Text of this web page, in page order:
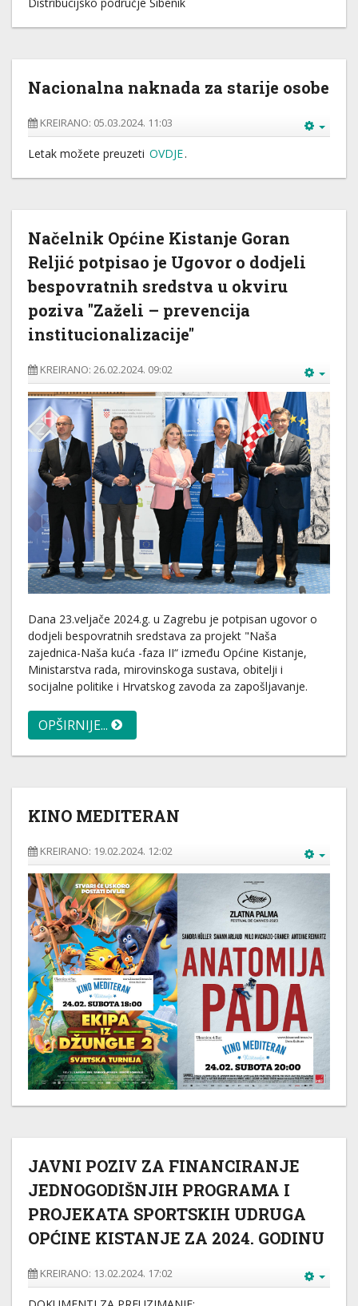
Distribucijsko područje Šibenik
Nacionalna naknada za starije osobe
KREIRANO: 05.03.2024. 11:03
Letak možete preuzeti OVDJE.
Načelnik Općine Kistanje Goran
Reljić potpisao je Ugovor o dodjeli
bespovratnih sredstva u okviru
poziva "Zaželi – prevencija
institucionalizacije"
KREIRANO: 26.02.2024. 09:02
Dana 23.veljače 2024.g. u Zagrebu je potpisan ugovor o
dodjeli bespovratnih sredstava za projekt "Naša
zajednica-Naša kuća -faza II“ između Općine Kistanje,
Ministarstva rada, mirovinskoga sustava, obitelji i
socijalne politike i Hrvatskog zavoda za zapošljavanje.
OPŠIRNIJE...
KINO MEDITERAN
KREIRANO: 19.02.2024. 12:02
JAVNI POZIV ZA FINANCIRANJE
JEDNOGODIŠNJIH PROGRAMA I
PROJEKATA SPORTSKIH UDRUGA
OPĆINE KISTANJE ZA 2024. GODINU
KREIRANO: 13.02.2024. 17:02